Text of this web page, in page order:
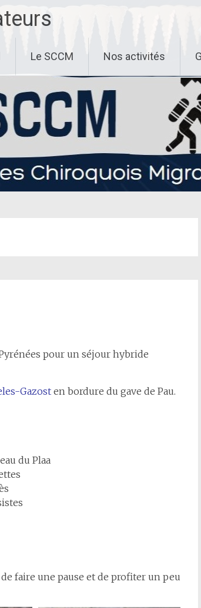
Le SCCM Nos activités
pour un séjour hybride
Gazosten bordure du gave de Pau.
du Plaa
faire une pause et de profiter un peu